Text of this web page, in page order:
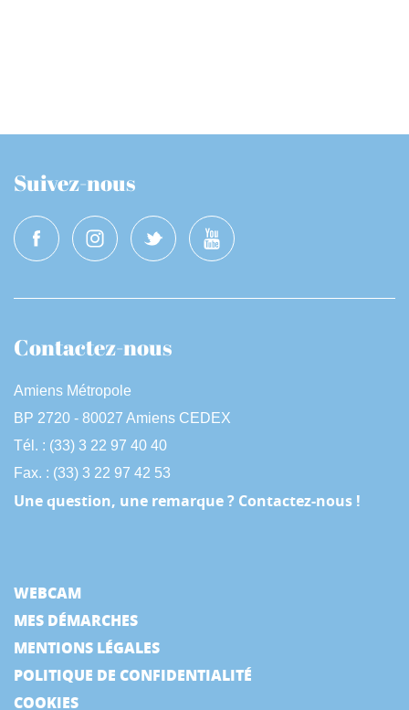
Suivez-nous
Contactez-nous
Amiens Métropole
BP 2720 - 80027 Amiens CEDEX
Tél. : (33) 3 22 97 40 40
Fax. : (33) 3 22 97 42 53
Une question, une remarque ? Contactez-nous !
WEBCAM
MES DÉMARCHES
MENTIONS LÉGALES
POLITIQUE DE CONFIDENTIALITÉ
COOKIES